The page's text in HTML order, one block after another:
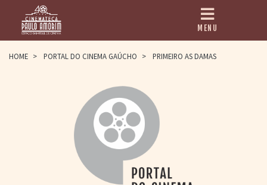
HOME
PAULO AMORIM
> HISTÓRIA
> HOMENAGEADOS
> EQUIPE
> ASSOCIAÇÃO DOS
> BIBLIOTECA
ROMEU GRIMALDI
MENU
HOME > PORTAL DO CINEMA GAÚCHO > PRIMEIRO AS DAMAS